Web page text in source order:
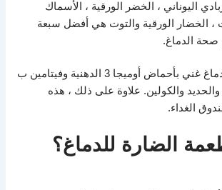
اليوناني ، الخضر الورقية ، الأسماك
، الخضار الورقية والتوت هي أفضل سبعة
صحة الدماغ.
هذا طعام صحي للدماغ غني بأحماض أوميجا 3 الدهنية وفيتامين ب
والحديد والكولين. علاوة على ذلك ، هذه
الغداء.
الضارة للدماغ؟